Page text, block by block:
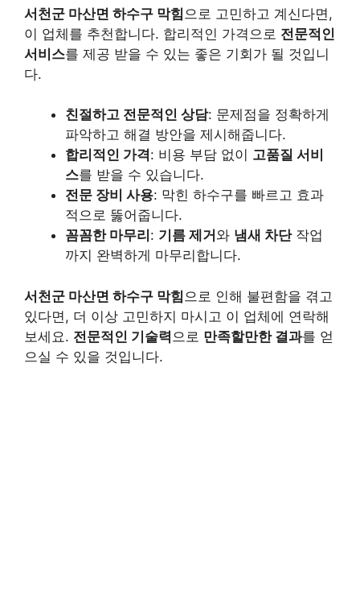
서천군 마산면 하수구 막힘 으로 고민하고 계신다면,
이 업체를 추천합니다. 합리적인 가격으로 전문적인
서비스를 제공 받을 수 있는 좋은 기회가 될 것입니
다.
친절하고 전문적인 상담: 문제점을 정확하게
파악하고 해결 방안을 제시해줍니다.
합리적인 가격: 비용 부담 없이 고품질 서비
스를 받을 수 있습니다.
전문 장비 사용: 막힌 하수구를 빠르고 효과
적으로 뚫어줍니다.
꼼꼼한 마무리 : 기름 제거 와 냄새 차단작업
까지 완벽하게 마무리합니다.
서천군 마산면 하수구 막힘 으로 인해 불편함을 겪고
있다면, 더 이상 고민하지 마시고 이 업체에 연락해
보세요. 전문적인 기술력 으로 만족할만한 결과를 얻
으실 수 있을 것입니다.